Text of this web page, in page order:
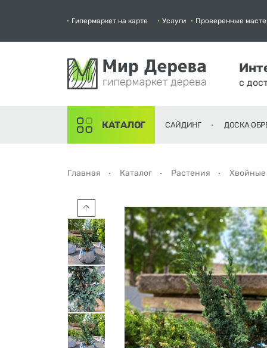
Гипермаркет на карте Услуги Проверенные
с
КАТАЛОГ САЙДИНГ ДОСКА
Главная Каталог Растения Хвойные